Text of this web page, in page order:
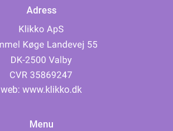
Adress
web: www.klikko.dk
Menu